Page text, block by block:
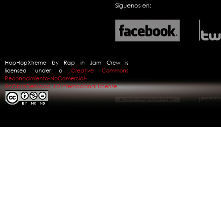
HopHopXtreme by Rap in Jam Crewis
licensed under a Creative Commons
Reconocimiento-NoComercial-
SinObraDerivada 4.0 Internacional License.